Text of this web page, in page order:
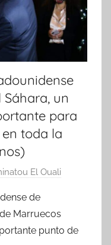
un
para
toda la
El Ouali
de
Marruecos
punto de